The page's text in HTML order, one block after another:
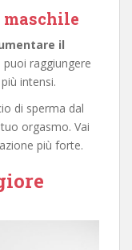
maschile
il
puoi raggiungere
intensi.
di sperma dal
orgasmo. Vai
più forte.